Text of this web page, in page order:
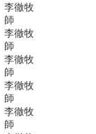
李徹牧
師
李徹牧
師
李徹牧
師
李徹牧
師
李徹牧
師